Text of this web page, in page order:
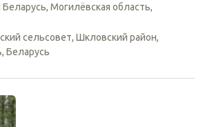
Беларусь, Могилёвская область,
сельсовет, Шкловский район,
Беларусь